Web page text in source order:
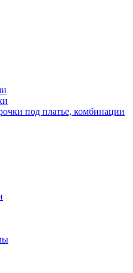
под платье, комбинации